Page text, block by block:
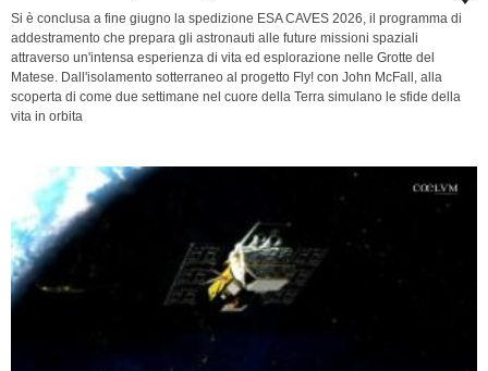
Si è conclusa a fine giugno la spedizione ESA CAVES 2026, il programma di
addestramento che prepara gli astronauti alle future missioni spaziali
attraverso un'intensa esperienza di vita ed esplorazione nelle Grotte del
Matese. Dall'isolamento sotterraneo al progetto Fly! con John McFall, alla
scoperta di come due settimane nel cuore della Terra simulano le sfide della
vita in orbita